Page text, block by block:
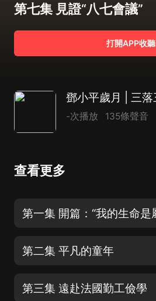
第七集 見證“八七會議”
打開APP收聽
-次播放 135條聲音
查看更多
第二集 平凡的童年
第三集 遠赴法國勤工儉學